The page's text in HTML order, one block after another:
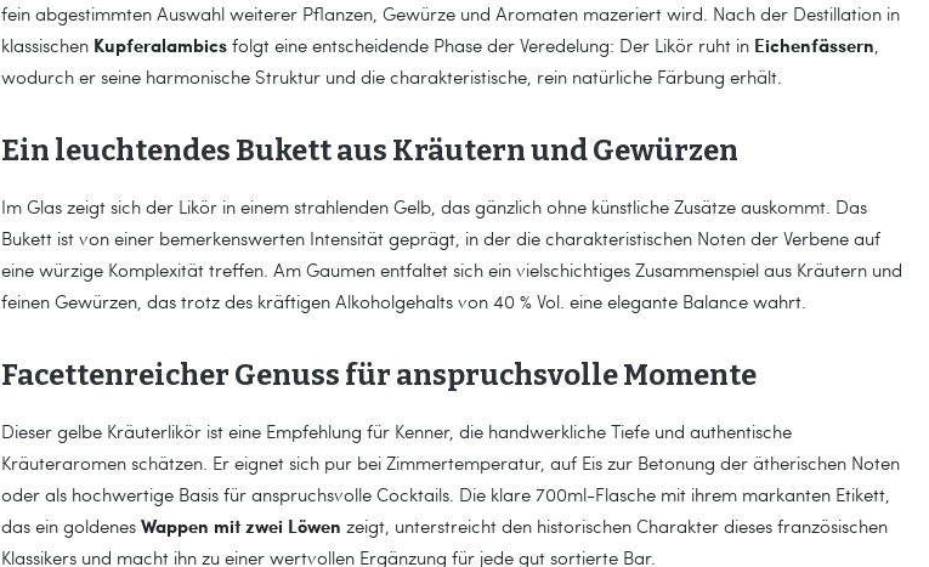
fein abgestimmten Auswahl weiterer Pflanzen, Gewürze und Aromaten mazeriert wird. Nach der Destillation in
klassischen Kupferalambics folgt eine entscheidende Phase der Veredelung: Der Likör ruht in Eichenfässern,
wodurch er seine harmonische Struktur und die charakteristische, rein natürliche Färbung erhält.
Ein leuchtendes Bukett aus Kräutern und Gewürzen
Im Glas zeigt sich der Likör in einem strahlenden Gelb, das gänzlich ohne künstliche Zusätze auskommt. Das
Bukett ist von einer bemerkenswerten Intensität geprägt, in der die charakteristischen Noten der Verbene auf
eine würzige Komplexität treffen. Am Gaumen entfaltet sich ein vielschichtiges Zusammenspiel aus Kräutern und
feinen Gewürzen, das trotz des kräftigen Alkoholgehalts von 40 % Vol. eine elegante Balance wahrt.
Facettenreicher Genuss für anspruchsvolle Momente
Dieser gelbe Kräuterlikör ist eine Empfehlung für Kenner, die handwerkliche Tiefe und authentische
Kräuteraromen schätzen. Er eignet sich pur bei Zimmertemperatur, auf Eis zur Betonung der ätherischen Noten
oder als hochwertige Basis für anspruchsvolle Cocktails. Die klare 700ml-Flasche mit ihrem markanten Etikett,
das ein goldenes Wappen mit zwei Löwen zeigt, unterstreicht den historischen Charakter dieses französischen
Klassikers und macht ihn zu einer wertvollen Ergänzung für jede gut sortierte Bar.